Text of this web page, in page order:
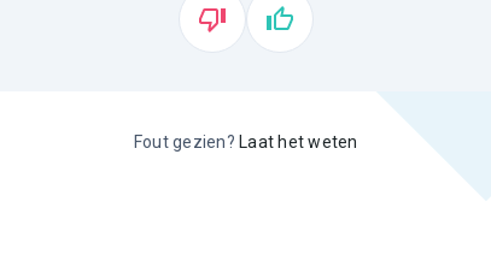
Fout gezien? Laat het weten